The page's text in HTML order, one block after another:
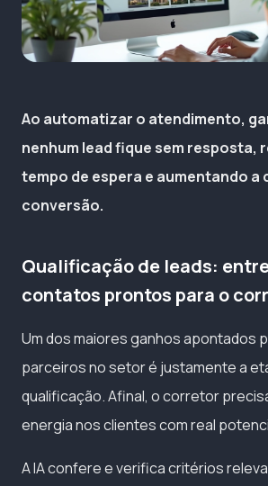
Ao automatizar o atendimento,
nenhum lead fique sem resposta,
tempo de espera e aumentando a
conversão.
Qualificação de leads:
contatos prontos para o
Um dos maiores ganhos apontados
parceiros no setor é justamente a
qualificação. Afinal, o corretor
energia nos clientes com real
A IA confere e verifica critérios